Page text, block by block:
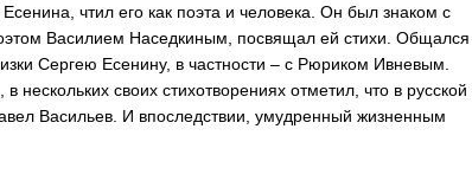
чтил его как поэта и человека. Он был знаком с
Василием Наседкиным, посвящал ей стихи. Общался
Сергею Есенину, в частности – с Рюриком Ивневым.
нескольких своих стихотворениях отметил, что в русской
Васильев. И впоследствии, умудренный жизненным